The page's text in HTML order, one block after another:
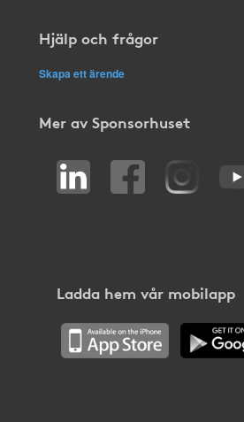
Hjälp och frågor
Skapa ett ärende
Mer av Sponsorhuset
Ladda hem vår mobilapp